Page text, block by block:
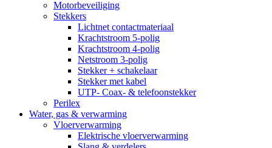
Motorbeveiliging
Stekkers
Lichtnet contactmateriaal
Krachtstroom 5-polig
Krachtstroom 4-polig
Netstroom 3-polig
Stekker + schakelaar
Stekker met kabel
UTP- Coax- & telefoonstekker
Perilex
Water, gas & verwarming
Vloerverwarming
Elektrische vloerverwarming